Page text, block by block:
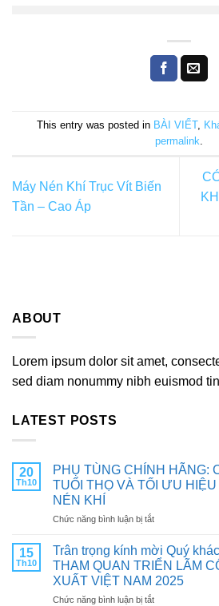
This entry was posted in BÀI VIẾT,
permalink
Máy Nén Khí Trục Vít Biến
Tần – Cao Áp
ABOUT
Lorem ipsum dolor sit amet,
sed diam nonummy nibh euismod
LATEST POSTS
20
Th10
PHỤ TÙNG CHÍNH HÃNG:
TUỔI THỌ VÀ TỐI ƯU
NÉN KHÍ
Chức năng bình luận bị tắtở
TÙNG
CHÍNH
HÃNG:
CHÌA
KHÓA
15
Th10
Trân trọng kính mời Quý
THAM QUAN TRIỂN LÃM
XUẤT VIỆT NAM 2025
Chức năng bình luận bị tắtở